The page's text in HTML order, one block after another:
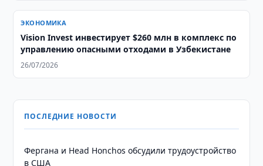
ЭКОНОМИКА
Vision Invest инвестирует $260 млн в комплекс по
управлению опасными отходами в Узбекистане
26/07/2026
ПОСЛЕДНИЕ НОВОСТИ
Фергана и Head Honchos обсудили трудоустройство
в США